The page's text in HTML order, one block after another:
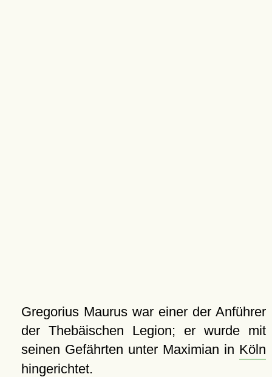
Gregorius Maurus war einer der Anführer
der Thebäischen Legion; er wurde mit
seinen Gefährten unter Maximian in Köln
hingerichtet.